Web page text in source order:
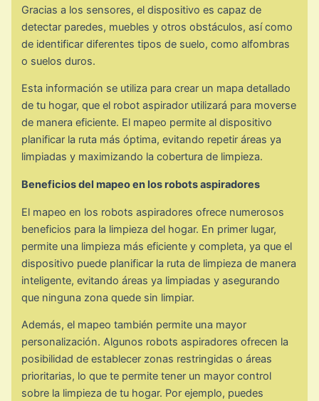
Gracias a los sensores, el dispositivo es capaz de
detectar paredes, muebles y otros obstáculos, así como
de identificar diferentes tipos de suelo, como alfombras
o suelos duros.
Esta información se utiliza para crear un mapa detallado
de tu hogar, que el robot aspirador utilizará para moverse
de manera eficiente. El mapeo permite al dispositivo
planificar la ruta más óptima, evitando repetir áreas ya
limpiadas y maximizando la cobertura de limpieza.
Beneficios del mapeo en los robots aspiradores
El mapeo en los robots aspiradores ofrece numerosos
beneficios para la limpieza del hogar. En primer lugar,
permite una limpieza más eficiente y completa, ya que el
dispositivo puede planificar la ruta de limpieza de manera
inteligente, evitando áreas ya limpiadas y asegurando
que ninguna zona quede sin limpiar.
Además, el mapeo también permite una mayor
personalización. Algunos robots aspiradores ofrecen la
posibilidad de establecer zonas restringidas o áreas
prioritarias, lo que te permite tener un mayor control
sobre la limpieza de tu hogar. Por ejemplo, puedes